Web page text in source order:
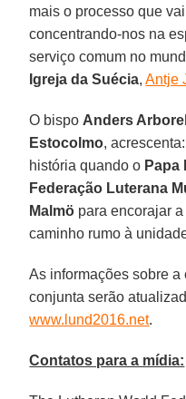
mais o processo que
concentrando-nos na
serviço comum no
Igreja da Suécia,Antje
O bispo Anders
Estocolmo,
história quando o Papa
Federação Luterana
Malmö para encorajar
caminho rumo à
As informações sobre
conjunta serão
www.lund2016.net.
Contatos para a mídia: